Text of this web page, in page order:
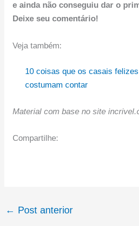
e ainda não conseguiu dar o
Deixe seu comentário!
Veja também:
10 coisas que os casais
costumam contar
Material com base no site
Compartilhe:
← Post anterior